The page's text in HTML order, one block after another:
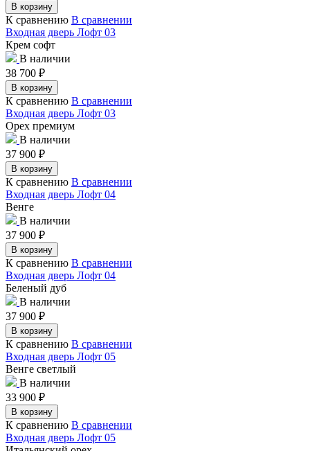
В корзину
К сравнению В сравнении
Входная дверь Лофт 03
Крем софт
В наличии
38 700 ₽
В корзину
К сравнению В сравнении
Входная дверь Лофт 03
Орех премиум
В наличии
37 900 ₽
В корзину
К сравнению В сравнении
Входная дверь Лофт 04
Венге
В наличии
37 900 ₽
В корзину
К сравнению В сравнении
Входная дверь Лофт 04
Беленый дуб
В наличии
37 900 ₽
В корзину
К сравнению В сравнении
Входная дверь Лофт 05
Венге светлый
В наличии
33 900 ₽
В корзину
К сравнению В сравнении
Входная дверь Лофт 05